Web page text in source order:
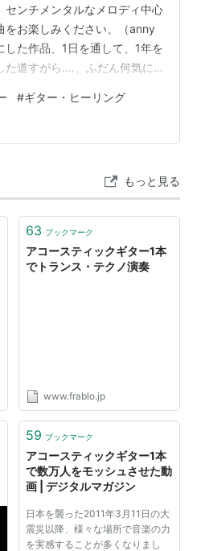
センチメンタルなメロディ中心
をお楽しみください、（anny
た作品、1日を通して、1年を
道すがら‥‥、ふだん何気に
II イースト・スノーマン サウ
#ギター・ヒーリング
もっと見る
63 ブックマーク
アコースティックギター1本
でトランス・テクノ演奏
www.frablo.jp
59 ブックマーク
アコースティックギター1本
で数万人をモッシュさせた動
画 | デジタルマガジン
日本を襲った2011年3月11日の大
震災以降、様々な場所で音楽の力
を実感することが多くなりまし